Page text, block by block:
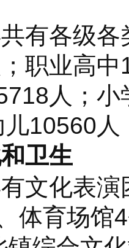
有各级
职业高
人；
儿10560
卫生
文化表
体育场馆